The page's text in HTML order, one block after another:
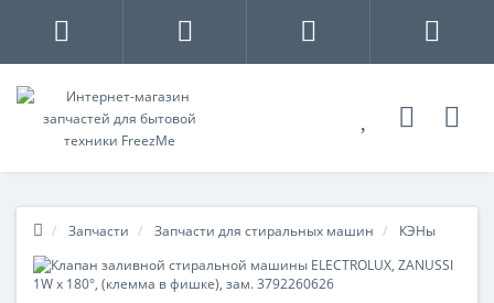
Запчасти Запчасти для стиральных машин КЭНы